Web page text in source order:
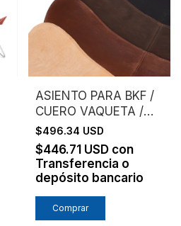
ASIENTO PARA BKF /
CUERO VAQUETA /
SIN ESTRUCTURA
$496.34 USD
$446.71 USD con
Transferencia o
depósito bancario
Comprar